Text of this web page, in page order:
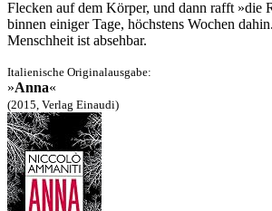
Flecken auf dem Körper, und dann rafft »die
binnen einiger Tage, höchstens Wochen
Menschheit ist absehbar.
Italienische Originalausgabe:
»Anna«
(2015, Verlag Einaudi)